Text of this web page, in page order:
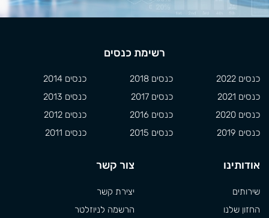
רשימת כנסים
כנסים 2022
כנסים 2021
כנסים 2020
כנסים 2019
כנסים 2018
כנסים 2017
כנסים 2016
כנסים 2015
כנסים 2014
כנסים 2013
כנסים 2012
כנסים 2011
אודותינו
שירותים
החזון שלנו
צור קשר
יצירת קשר
הרשמה לניוזלטר